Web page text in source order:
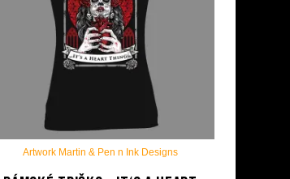
Artwork Martin & Pen n Ink Designs